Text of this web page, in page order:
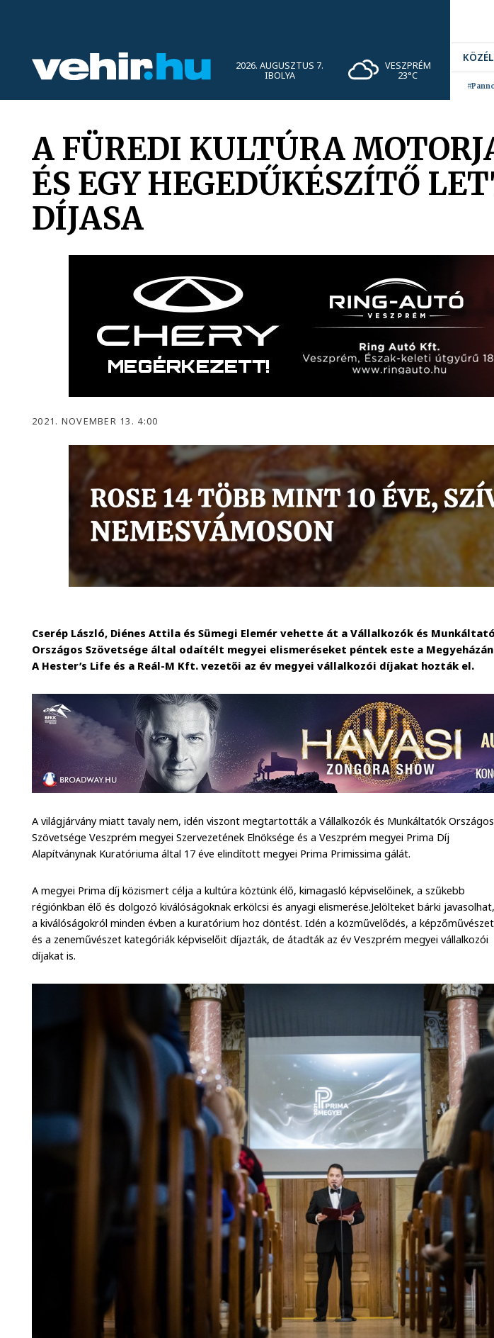
2026. AUGUSZTUS 7.
IBOLYA
VESZPRÉM
23°C
A FÜREDI KULTÚRA
ÉS EGY HEGEDŰKÉSZÍTŐ
DÍJASA
2021. NOVEMBER 13. 4:00
Cserép László, Diénes Attila és Sümegi Elemér vehette át a Vállalkozók és
Országos Szövetsége által odaítélt megyei elismeréseket péntek este a
A Hester’s Life és a Reál-M Kft. vezetői az év megyei vállalkozói díjakat hozták el.
A világjárvány miatt tavaly nem, idén viszont megtartották a Vállalkozók és Munkáltatók Országos
Szövetsége Veszprém megyei Szervezetének Elnöksége és a Veszprém megyei Prima Díj
Alapítványnak Kuratóriuma által 17 éve elindított megyei Prima Primissima gálát.
A megyei Prima díj közismert célja a kultúra köztünk élő, kimagasló képviselőinek, a szűkebb
régiónkban élő és dolgozó kiválóságoknak erkölcsi és anyagi elismerése.Jelölteket bárki javasolhat,
a kiválóságokról minden évben a kuratórium hoz döntést. Idén a közművelődés, a képzőművészet
és a zeneművészet kategóriák képviselőit díjazták, de átadták az év Veszprém megyei vállalkozói
díjakat is.